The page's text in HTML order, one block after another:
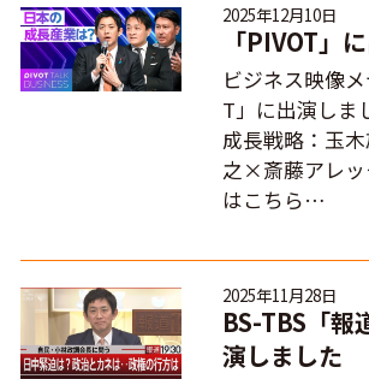
2025年12月10日
「PIVOT」
ビジネス映像
T」に出演しま
成長戦略：玉
之×斎藤アレッ
はこちら…
2025年11月28日
BS-TBS「報
演しました